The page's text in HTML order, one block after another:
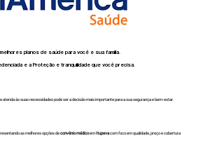
planos de saúde para você e sua família.
e a Proteção e tranquilidade que você precisa.
atenda às suas necessidades pode ser a decisão mais importante para a sua segurança e bem-estar.
as melhores opções deconvênio médicoemItupevacom foco em qualidade, preço e cobertura